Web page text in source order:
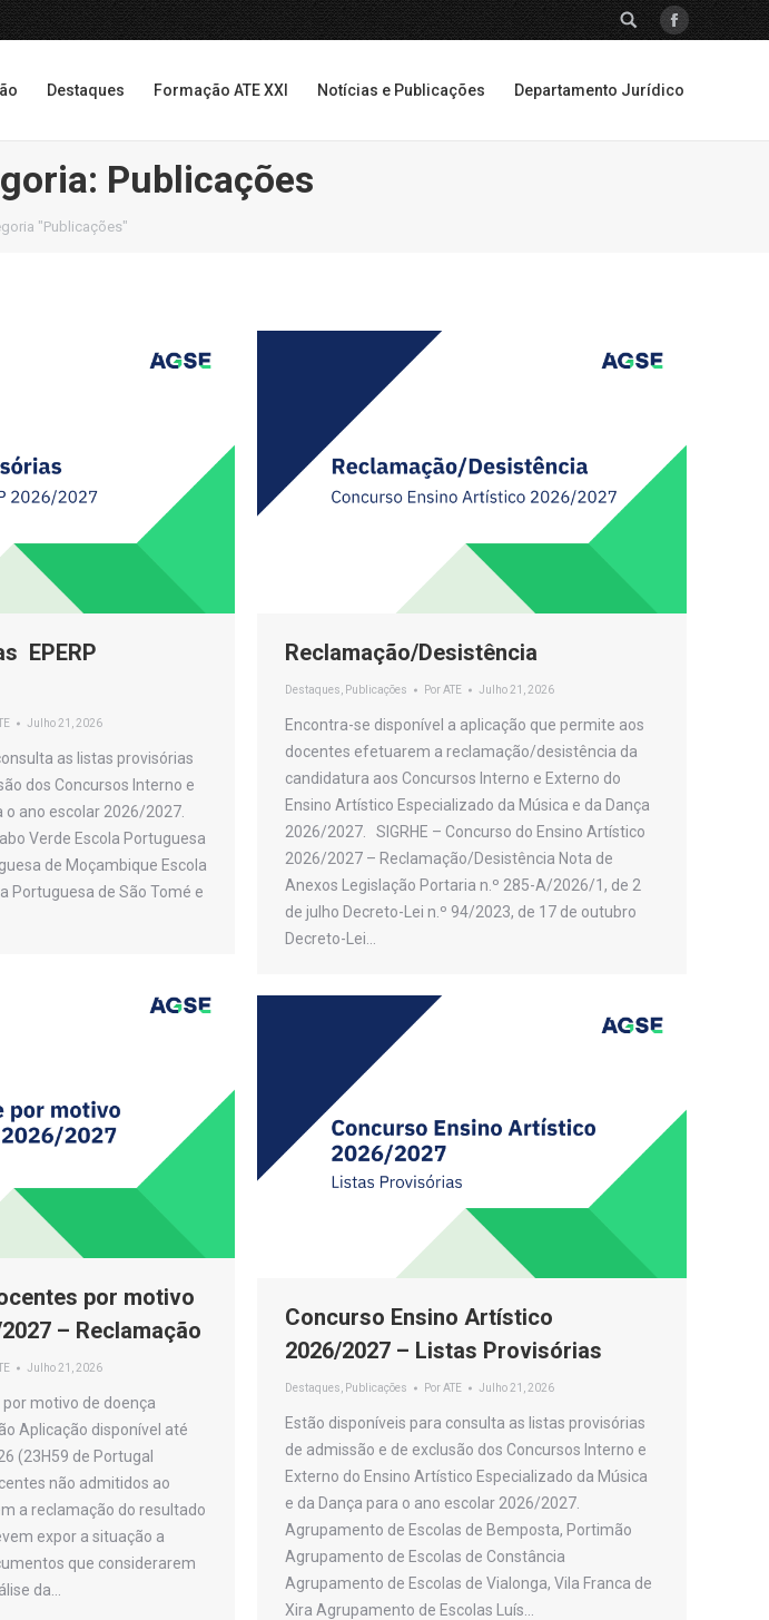
SEARCH: Facebook
Destaques Formação ATE XXI Notícias e Publicações Departamento Jurídico
Publicações
"Publicações"
EPERP
Julho 21, 2026
as listas provisórias
dos Concursos Interno e
o ano escolar 2026/2027.
Verde Escola Portuguesa
de Moçambique Escola
Portuguesa de São Tomé e
Reclamação/Desistência
Destaques Publicações PorATE Julho 21, 2026
Encontra-se disponível a aplicação que permite aos
docentes efetuarem a reclamação/desistência da
candidatura aos Concursos Interno e Externo do
Ensino Artístico Especializado da Música e da Dança
2026/2027. SIGRHE – Concurso do Ensino Artístico
2026/2027 – Reclamação/Desistência Nota de
Anexos Legislação Portaria n.º 285-A/2026/1, de 2
de julho Decreto-Lei n.º 94/2023, de 17 de outubro
Decreto-Lei…
por motivo
– Reclamação
Julho 21, 2026
motivo de doença
Aplicação disponível até
(23H59 de Portugal
não admitidos ao
a reclamação do resultado
expor a situação a
que considerarem
da…
Concurso Ensino Artístico
2026/2027 – Listas Provisórias
Destaques Publicações PorATE Julho 21, 2026
Estão disponíveis para consulta as listas provisórias
de admissão e de exclusão dos Concursos Interno e
Externo do Ensino Artístico Especializado da Música
e da Dança para o ano escolar 2026/2027.
Agrupamento de Escolas de Bemposta, Portimão
Agrupamento de Escolas de Constância
Agrupamento de Escolas de Vialonga, Vila Franca de
Xira Agrupamento de Escolas Luís…
Destaques Formação ATE XXI Notícias e Publicações Departamento Jurídico